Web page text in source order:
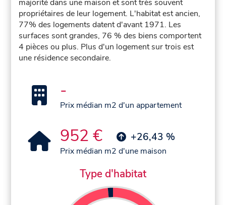
majorité dans une maison et sont très souvent
propriétaires de leur logement. L'habitat est ancien,
77% des logements datent d'avant 1971. Les
surfaces sont grandes, 76 % des biens comportent
4 pièces ou plus. Plus d'un logement sur trois est
une résidence secondaire.
-
Prix médian m2 d'un appartement
952 € +26,43 %
Prix médian m2 d'une maison
Type d'habitat